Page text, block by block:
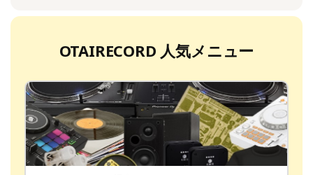
OTAIRECORD 人気メニュー